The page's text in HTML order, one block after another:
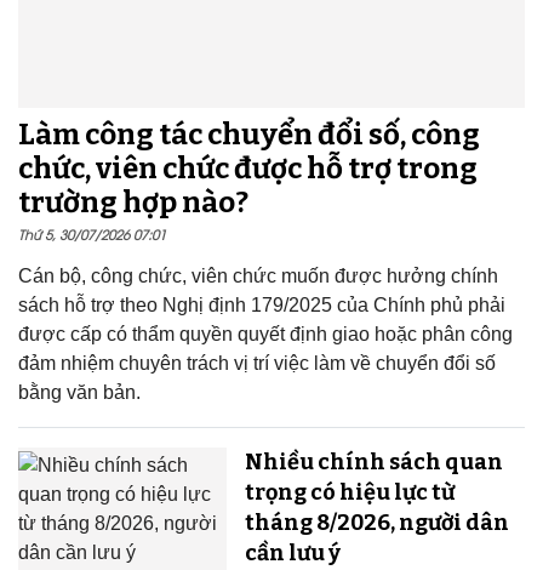
Làm công tác chuyển đổi số, công
chức, viên chức được hỗ trợ trong
trường hợp nào?
Thứ 5, 30/07/2026 07:01
Cán bộ, công chức, viên chức muốn được hưởng chính
sách hỗ trợ theo Nghị định 179/2025 của Chính phủ phải
được cấp có thẩm quyền quyết định giao hoặc phân công
đảm nhiệm chuyên trách vị trí việc làm về chuyển đổi số
bằng văn bản.
Nhiều chính sách quan
trọng có hiệu lực từ
tháng 8/2026, người dân
cần lưu ý